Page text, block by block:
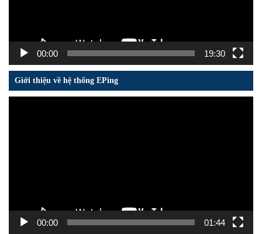
00:00 19:30
Giới thiệu về hệ thống EPing
00:00 01:44